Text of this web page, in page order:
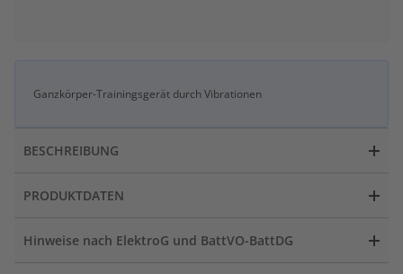
Ganzkörper-Trainingsgerät durch Vibrationen
BESCHREIBUNG
PRODUKTDATEN
Hinweise nach ElektroG und BattVO-BattDG